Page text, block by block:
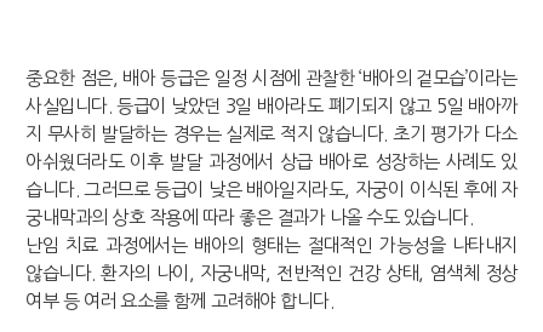
중요한 점은, 배아 등급은 일정 시점에 관찰한 ‘배아의 겉모습’이라는
사실입니다. 등급이 낮았던 3일 배아라도 폐기되지 않고 5일 배아까
지 무사히 발달하는 경우는 실제로 적지 않습니다. 초기 평가가 다소
아쉬웠더라도 이후 발달 과정에서 상급 배아로 성장하는 사례도 있
습니다. 그러므로 등급이 낮은 배아일지라도, 자궁이 이식된 후에 자
궁내막과의 상호 작용에 따라 좋은 결과가 나올 수도 있습니다.
난임 치료 과정에서는 배아의 형태는 절대적인 가능성을 나타내지
않습니다. 환자의 나이, 자궁내막, 전반적인 건강 상태, 염색체 정상
여부 등 여러 요소를 함께 고려해야 합니다.